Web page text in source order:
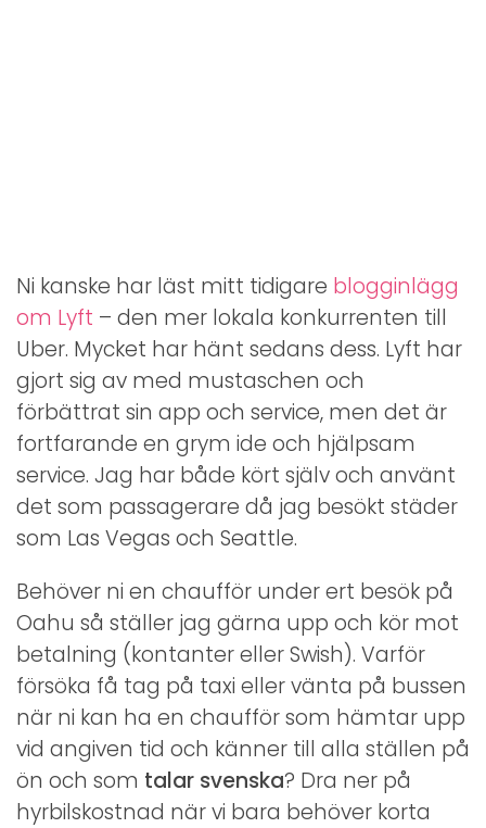
Ni kanske har läst mitt tidigare blogginlägg
om Lyft – den mer lokala konkurrenten till
Uber. Mycket har hänt sedans dess. Lyft har
gjort sig av med mustaschen och
förbättrat sin app och service, men det är
fortfarande en grym ide och hjälpsam
service. Jag har både kört själv och använt
det som passagerare då jag besökt städer
som Las Vegas och Seattle.
Behöver ni en chaufför under ert besök på
Oahu så ställer jag gärna upp och kör mot
betalning (kontanter eller Swish). Varför
försöka få tag på taxi eller vänta på bussen
när ni kan ha en chaufför som hämtar upp
vid angiven tid och känner till alla ställen på
ön och som talar svenska? Dra ner på
hyrbilskostnad när vi bara behöver korta